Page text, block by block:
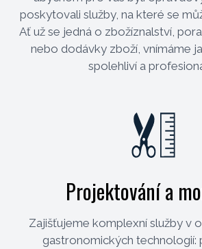
poskytovali služby, na které se
Ať už se jedná o zbožíznalství,
nebo dodávky zboží, vnímáme
spolehliví a
Projektování a
Zajišťujeme komplexní služby v
gastronomických technologií: